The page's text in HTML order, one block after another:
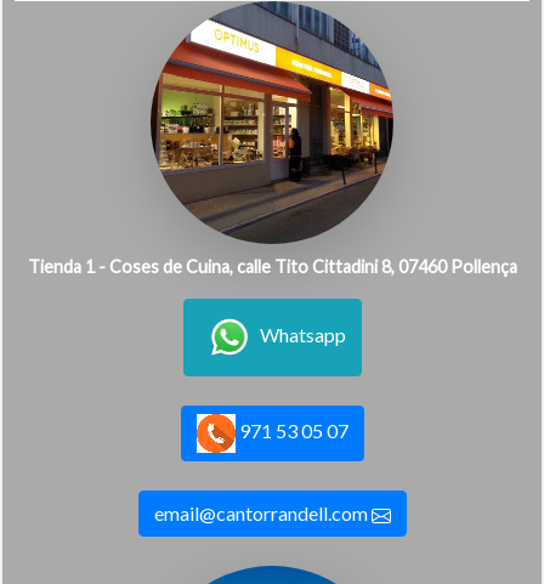
Tienda 1 - Coses de Cuina, calle Tito Cittadini 8, 07460 Pollença
Whatsapp
971 53 05 07
email@cantorrandell.com